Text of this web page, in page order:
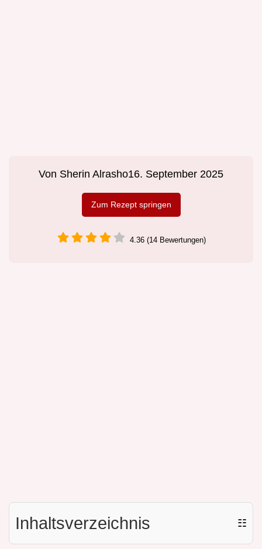
Von Sherin Alrasho16. September 2025
Zum Rezept springen
4.36 (14 Bewertungen)
Inhaltsverzeichnis ☷